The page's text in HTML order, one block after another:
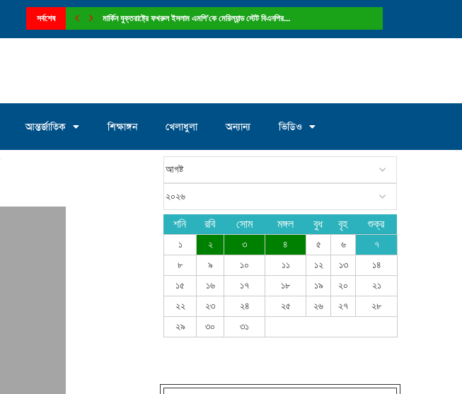
সর্বশেষ মার্কিন যুক্তরাষ্ট্রে ফখরুল ইসলাম এমপি’কে মেরিল্যান্ড স্টেট বিএনপির...
আন্তর্জাতিক শিক্ষাঙ্গন খেলাধুলা অন্যান্য ভিডিও
শনি রবি সোম মঙ্গল বুধ বৃহ শুক্র
১ ২ ৩ ৪ ৫ ৬
৭
৮
৯ ১০ ১১ ১২ ১৩
১৪
১৫
১৬ ১৭ ১৮ ১৯ ২০
২১
২২
২৩ ২৪ ২৫ ২৬ ২৭
২৮
২৯
৩০ ৩১